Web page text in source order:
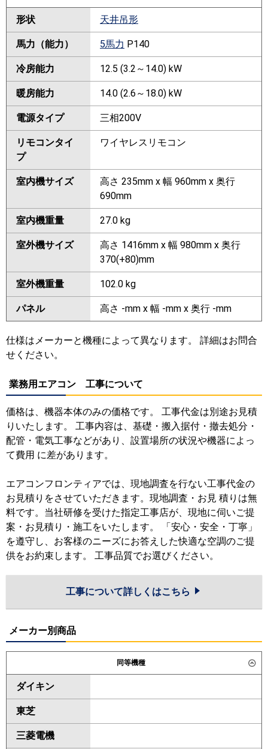
形状 天井吊形
馬力（能力） 5馬力 P140
冷房能力 12.5 (3.2～14.0) kW
暖房能力 14.0 (2.6～18.0) kW
電源タイプ 三相200V
リモコンタイ
プ
ワイヤレスリモコン
室内機サイズ
高さ 235mm x 幅 960mm x 奥行
690mm
室内機重量 27.0 kg
室外機サイズ
高さ 1416mm x 幅 980mm x 奥行
370(+80)mm
室外機重量 102.0 kg
パネル 高さ -mm x 幅 -mm x 奥行 -mm
仕様はメーカーと機種によって異なります。 詳細はお問合
せください。
業務用エアコン 工事について
価格は、機器本体のみの価格です。 工事代金は別途お見積
りいたします。 工事内容は、基礎・搬入据付・撤去処分・
配管・電気工事などがあり、設置場所の状況や機器によっ
て費用 に差があります。
エアコンフロンティアでは、現地調査を行ない工事代金の
お見積りをさせていただきます。現地調査・お見 積りは無
料です。当社研修を受けた指定工事店が、現地に伺いご提
案・お見積り・施工をいたします。 「安心・安全・丁寧」
を遵守し、お客様のニーズにお答えした快適な空調のご提
供をお約束します。 工事品質でお選びください。
工事について詳しくはこちら
メーカー別商品
同等機種
ダイキン
東芝
三菱電機